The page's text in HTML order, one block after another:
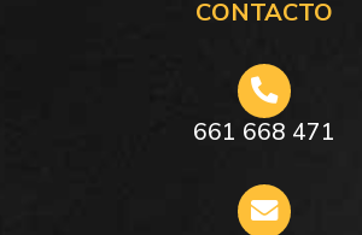
CONTACTO
661 668 471